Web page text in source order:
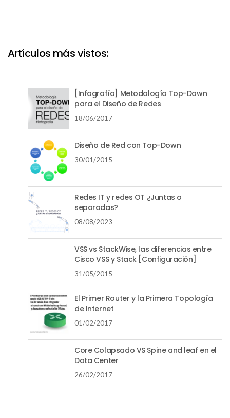
Artículos más vistos:
[Infografía] Metodología Top-Down
para el Diseño de Redes
18/06/2017
Diseño de Red con Top-Down
30/01/2015
Redes IT y redes OT ¿Juntas o
separadas?
08/08/2023
VSS vs StackWise, las diferencias entre
Cisco VSS y Stack [Configuración]
31/05/2015
El Primer Router y la Primera Topología
de Internet
01/02/2017
Core Colapsado VS Spine and leaf en el
Data Center
26/02/2017